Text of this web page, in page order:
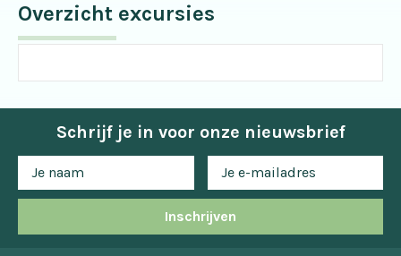
Overzicht excursies
Schrijf je in voor onze nieuwsbrief
Inschrijven